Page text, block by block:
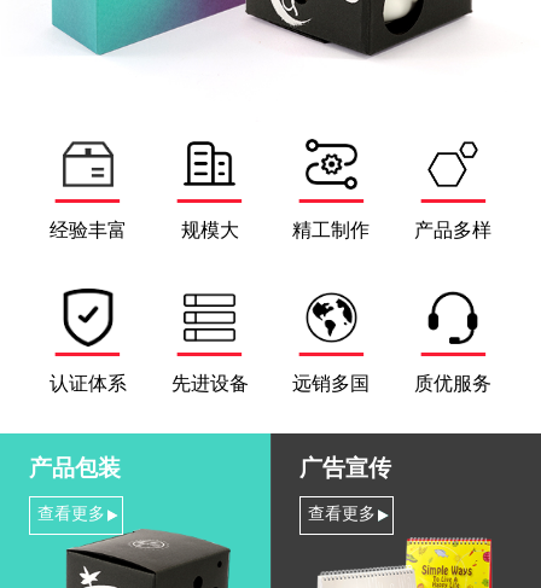
经验丰富 规模大 精工制作 产品多样
认证体系 先进设备 远销多国 质优服务
产品包装
查看更多
广告宣传
查看更多